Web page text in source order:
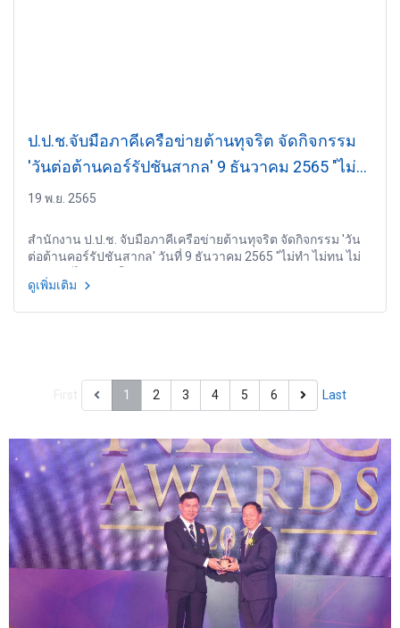
ป.ป.ช.จับมือภาคีเครือข่ายต้านทุจริต จัดกิจกรรม
'วันต่อต้านคอร์รัปชันสากล' 9 ธันวาคม 2565 "ไม่
ทำ ไม่ทน ไม่เฉย รวมไทยต้านโกง"
19 พ.ย. 2565
สำนักงาน ป.ป.ช. จับมือภาคีเครือข่ายต้านทุจริต จัดกิจกรรม 'วัน
ต่อต้านคอร์รัปชันสากล' วันที่ 9 ธันวาคม 2565 "ไม่ทำ ไม่ทน ไม่
ดูเพิ่มเติม
1 2 3 4 5 6 Last